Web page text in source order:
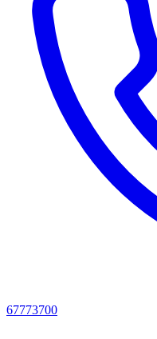
67773700